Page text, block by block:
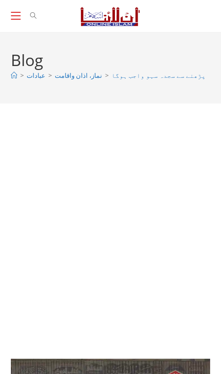
Blog
> عبادات > نماز، اذان واقامت > پڑھنے سے سجدہ سہو واجب ہوگا